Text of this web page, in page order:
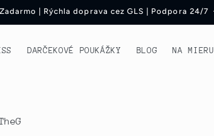
| Rýchla doprava cez GLS | Podpora 24/7
DARČEKOVÉ POUKÁŽKY BLOG NA MIERU